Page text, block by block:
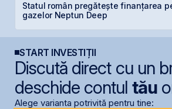
Statul român pregătește finanțarea
gazelor Neptun Deep
START INVESTIȚII
Discută direct cu un
deschide contul tău
Alege varianta potrivită pentru tine: